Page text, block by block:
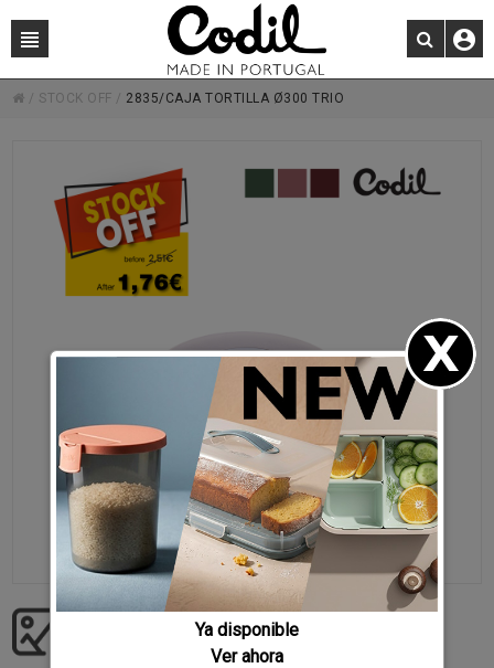
/ STOCK OFF / 2835/CAJA TORTILLA Ø300 TRIO
Descargar imágenes producto
Ya disponible
Ver ahora